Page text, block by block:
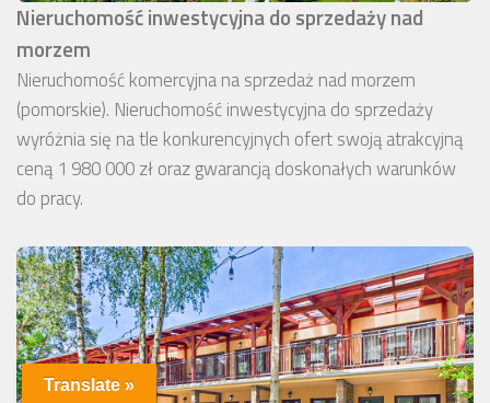
Nieruchomość inwestycyjna do sprzedaży nad
morzem
Nieruchomość komercyjna na sprzedaż nad morzem
(pomorskie). Nieruchomość inwestycyjna do sprzedaży
wyróżnia się na tle konkurencyjnych ofert swoją atrakcyjną
ceną 1 980 000 zł oraz gwarancją doskonałych warunków
do pracy.
Translate »